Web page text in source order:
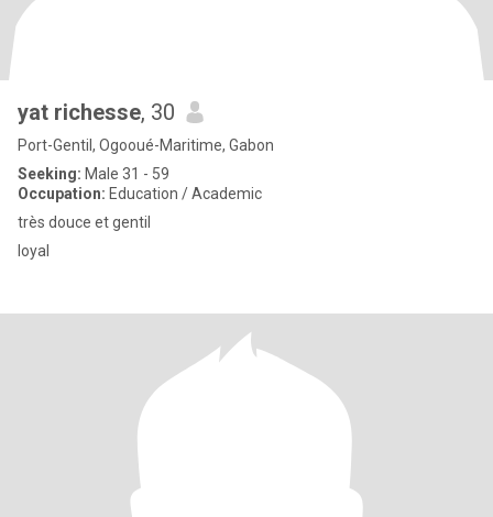
yat richesse, 30
Port-Gentil, Ogooué-Maritime, Gabon
Seeking: Male 31 - 59
Occupation: Education / Academic
très douce et gentil
loyal